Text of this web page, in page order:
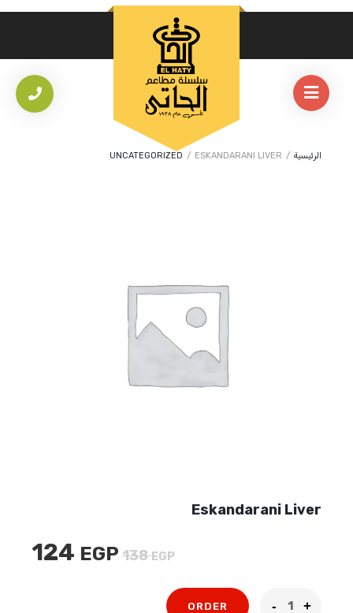
الرئيسية /
UNCATEGORIZED / ESKANDARANI LIVER
Eskandarani Liver
138EGP
السعر
124 EGP
ORDER